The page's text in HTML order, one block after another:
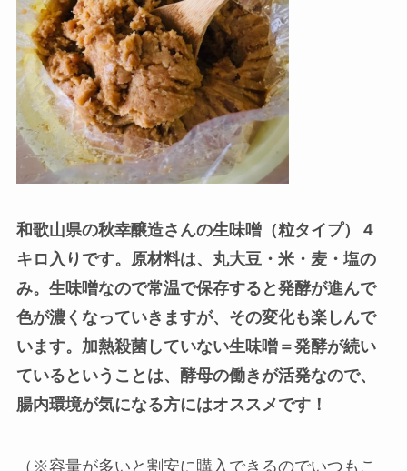
和歌山県の秋幸醸造さんの生味噌（粒タイプ）４
キロ入りです。 原材料は、丸大豆・米・麦・塩の
み。 生味噌なので常温で保存すると発酵が進んで
色が濃くなっていきますが、 その変化も楽しんで
います。 加熱殺菌していない生味噌＝発酵が続い
ているということは、 酵母の働きが活発なので、
腸内環境が気になる方にはオススメです！
（※容量が多いと割安に購入できるのでいつもこ